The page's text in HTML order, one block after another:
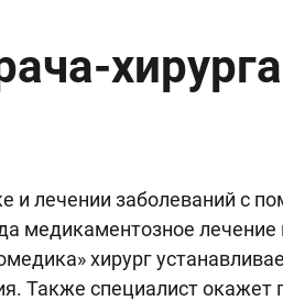
хирурга
и лечении заболеваний с
медикаментозное
хирург
Также специалист